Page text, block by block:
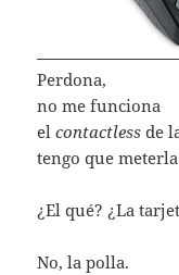
Perdona,
no me funciona
elcontactless de
tengo que
¿El qué? ¿La
No, la polla.